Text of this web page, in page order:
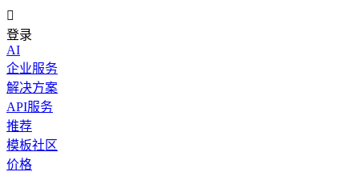

登录
AI
企业服务
解决方案
API服务
推荐
模板社区
价格